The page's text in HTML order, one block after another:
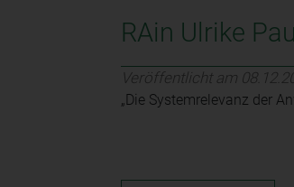
RAin Ulrike
Veröffentlicht am
„Die Systemrelevanz der